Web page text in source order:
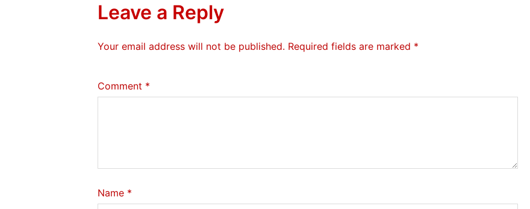
Leave a Reply
Your email address will not be published. Required fields are marked *
Comment *
Name *